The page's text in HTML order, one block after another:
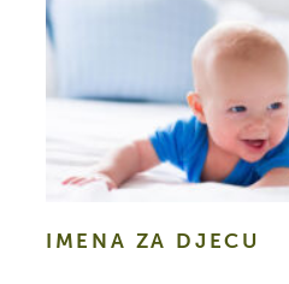
IMENA ZA DJECU